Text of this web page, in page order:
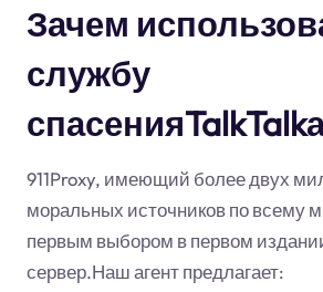
Зачем
службу
911Proxy, имеющий более двух
моральных источников по всему
первым выбором в первом
сервер.Наш агент предлагает: